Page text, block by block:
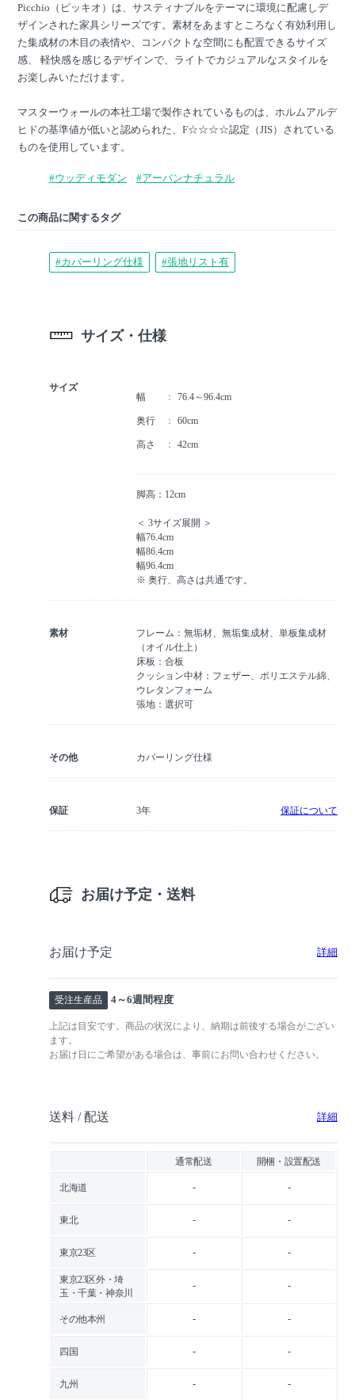
Picchio（ピッキオ）は、サスティナブルをテーマに環境に配慮しデ
ザインされた家具シリーズです。素材をあますところなく有効利用し
た集成材の木目の表情や、コンパクトな空間にも配置できるサイズ
感、 軽快感を感じるデザインで、ライトでカジュアルなスタイルを
お楽しみいただけます。
マスターウォールの本社工場で製作されているものは、ホルムアルデ
ヒドの基準値が低いと認められた、F☆☆☆☆認定（JIS）されている
ものを使用しています。
#ウッディモダン #アーバンナチュラル
この商品に関するタグ
#カバーリング仕様 #張地リスト有
サイズ・仕様
サイズ
幅
76.4～96.4cm
奥行 60cm
高さ 42cm
脚高：12cm
＜ 3サイズ展開 ＞
幅76.4cm
幅86.4cm
幅96.4cm
※ 奥行、高さは共通です。
素材
フレーム：無垢材、無垢集成材、単板集成材
（オイル仕上）
床板：合板
クッション中材：フェザー、ポリエステル綿、
ウレタンフォーム
張地：選択可
その他 カバーリング仕様
保証 3年 保証について
お届け予定・送料
お届け予定 詳細
受注生産品 4～6週間程度
上記は目安です。商品の状況により、納期は前後する場合がござい
ます。
お届け日にご希望がある場合は、事前にお問い合わせください。
送料 / 配送 詳細
通常配送 開梱・設置配送
北海道 - -
東北 - -
東京23区 - -
東京23区外・埼
玉・千葉・神奈川
- -
その他本州 - -
四国 - -
九州 - -